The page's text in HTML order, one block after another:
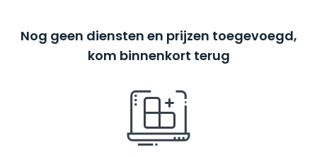
Nog geen diensten en prijzen toegevoegd,
kom binnenkort terug